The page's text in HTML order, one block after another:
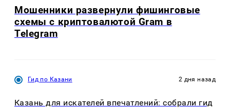
Мошенники развернули фишинговые
схемы с криптовалютой Gram в
Telegram
Гид по Казани 2 дня назад
Казань для искателей впечатлений: собрали гид